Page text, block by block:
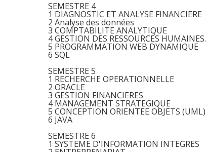
SEMESTRE 4
1 DIAGNOSTIC ET ANALYSE FINANCIERE
2 Analyse des données
3 COMPTABILITE ANALYTIQUE
4 GESTION DES RESSOURCES HUMAINES.
5 PROGRAMMATION WEB DYNAMIQUE
6 SQL
SEMESTRE 5
1 RECHERCHE OPERATIONNELLE
2 ORACLE
3 GESTION FINANCIERES
4 MANAGEMENT STRATEGIQUE
5 CONCEPTION ORIENTEE OBJETS (UML)
6 JAVA
SEMESTRE 6
1 SYSTEME D'INFORMATION INTEGRES